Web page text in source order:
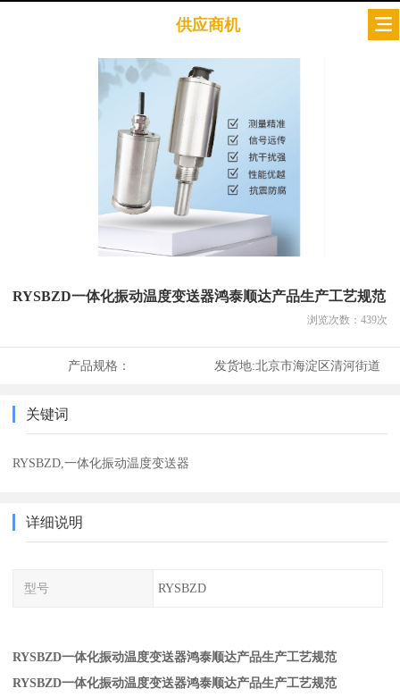
供应商机
RYSBZD一体化振动温度变送器鸿泰顺达产品生产工艺规范
浏览次数： 439次
产品规格： 发货地:北京市海淀区清河街道
关键词
RYSBZD,一体化振动温度变送器
详细说明
型号 RYSBZD
RYSBZD一体化振动温度变送器鸿泰顺达产品生产工艺规范
RYSBZD一体化振动温度变送器鸿泰顺达产品生产工艺规范